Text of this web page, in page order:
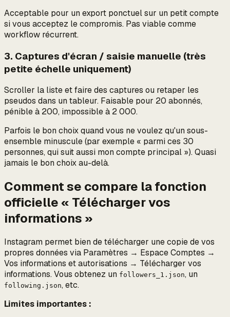
Acceptable pour un export ponctuel sur un petit compte
si vous acceptez le compromis. Pas viable comme
workflow récurrent.
3. Captures d'écran / saisie manuelle (très
petite échelle uniquement)
Scroller la liste et faire des captures ou retaper les
pseudos dans un tableur. Faisable pour 20 abonnés,
pénible à 200, impossible à 2 000.
Parfois le bon choix quand vous ne voulez qu'un sous-
ensemble minuscule (par exemple « parmi ces 30
personnes, qui suit aussi mon compte principal »). Quasi
jamais le bon choix au-delà.
Comment se compare la fonction
officielle « Télécharger vos
informations »
Instagram permet bien de télécharger une copie devos
propres données via Paramètres → Espace Comptes →
Vos informations et autorisations → Télécharger vos
informations. Vous obtenez un followers_1.json, un
following.json, etc.
Limites importantes :